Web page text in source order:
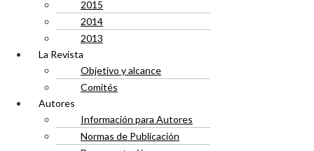
2015
2014
2013
La Revista
Objetivo y alcance
Comités
Autores
Información para Autores
Normas de Publicación